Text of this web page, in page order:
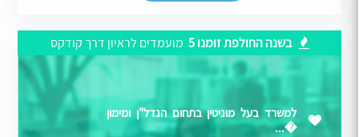
בשנה החולפת זומנו 5 מועמדים לראיון דרך קודקס
למשרד בעל מוניטין בתחום הנדל"ן ומימון
�...